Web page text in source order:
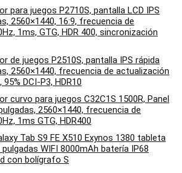
para juegos P2710S, pantalla LCD IPS
2560×1440, 16:9, frecuencia de
1ms, GTG, HDR 400, sincronización
de juegos P2510S, pantalla IPS rápida
2560×1440, frecuencia de actualización
DCI-P3, HDR10
curvo para juegos C32C1S 1500R, Panel
2560×1440, frecuencia de
1ms GTG, HDR400
Tab S9 FE X510 Exynos 1380 tableta
WIFI 8000mAh batería IP68
con bolígrafo S